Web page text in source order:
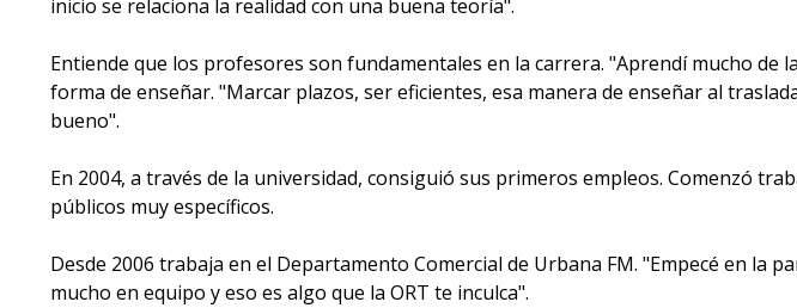
inicio se relaciona la realidad con una buena teoría".
Entiende que los profesores son fundamentales en la carrera. "Aprendí mucho
forma de enseñar. "Marcar plazos, ser eficientes, esa manera de enseñar al
bueno".
En 2004, a través de la universidad, consiguió sus primeros empleos. Comenzó
públicos muy específicos.
Desde 2006 trabaja en el Departamento Comercial de Urbana FM. "Empecé en la
mucho en equipo y eso es algo que la ORT te inculca".